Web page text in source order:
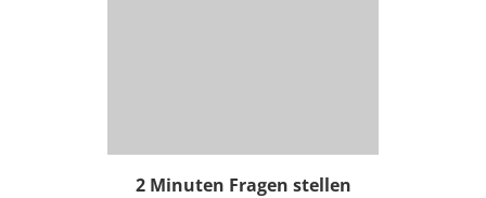
2 Minuten Fragen stellen